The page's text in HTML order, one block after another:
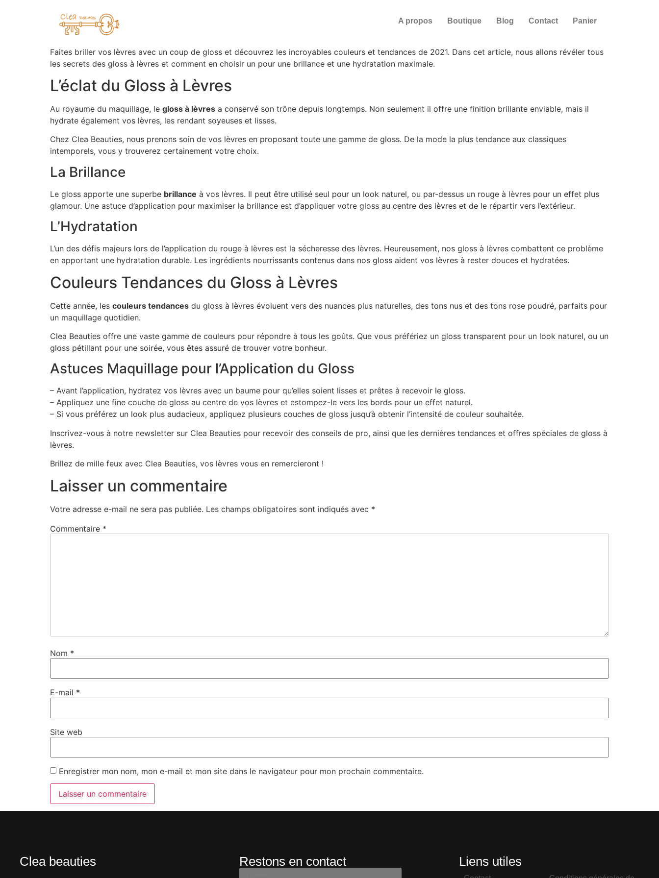
A propos Boutique Blog Contact Panier
Faites briller vos lèvres avec un coup de gloss et découvrez les incroyables couleurs et tendances de 2021. Dans cet article, nous allons révéler tous
les secrets des gloss à lèvres et comment en choisir un pour une brillance et une hydratation maximale.
L’éclat du Gloss à Lèvres
Au royaume du maquillage, le gloss à lèvres a conservé son trône depuis longtemps. Non seulement il offre une finition brillante enviable, mais il
hydrate également vos lèvres, les rendant soyeuses et lisses.
Chez Clea Beauties, nous prenons soin de vos lèvres en proposant toute une gamme de gloss. De la mode la plus tendance aux classiques
intemporels, vous y trouverez certainement votre choix.
La Brillance
Le gloss apporte une superbe brillance à vos lèvres. Il peut être utilisé seul pour un look naturel, ou par-dessus un rouge à lèvres pour un effet plus
glamour. Une astuce d’application pour maximiser la brillance est d’appliquer votre gloss au centre des lèvres et de le répartir vers l’extérieur.
L’Hydratation
L’un des défis majeurs lors de l’application du rouge à lèvres est la sécheresse des lèvres. Heureusement, nos gloss à lèvres combattent ce problème
en apportant une hydratation durable. Les ingrédients nourrissants contenus dans nos gloss aident vos lèvres à rester douces et hydratées.
Couleurs Tendances du Gloss à Lèvres
Cette année, les couleurs tendances du gloss à lèvres évoluent vers des nuances plus naturelles, des tons nus et des tons rose poudré, parfaits pour
un maquillage quotidien.
Clea Beauties offre une vaste gamme de couleurs pour répondre à tous les goûts. Que vous préfériez un gloss transparent pour un look naturel, ou un
gloss pétillant pour une soirée, vous êtes assuré de trouver votre bonheur.
Astuces Maquillage pour l’Application du Gloss
– Avant l’application, hydratez vos lèvres avec un baume pour qu’elles soient lisses et prêtes à recevoir le gloss.
– Appliquez une fine couche de gloss au centre de vos lèvres et estompez-le vers les bords pour un effet naturel.
– Si vous préférez un look plus audacieux, appliquez plusieurs couches de gloss jusqu’à obtenir l’intensité de couleur souhaitée.
Inscrivez-vous à notre newsletter sur Clea Beauties pour recevoir des conseils de pro, ainsi que les dernières tendances et offres spéciales de gloss à
lèvres.
Brillez de mille feux avec Clea Beauties, vos lèvres vous en remercieront !
Laisser un commentaire
Votre adresse e-mail ne sera pas publiée. Les champs obligatoires sont indiqués avec *
Commentaire *
Nom *
E-mail *
Site web
Enregistrer mon nom, mon e-mail et mon site dans le navigateur pour mon prochain commentaire.
Clea beauties Restons en contact Liens utiles